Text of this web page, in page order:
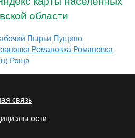
области
Пырьи Пущино
Романовка Романовка
Роща
связь